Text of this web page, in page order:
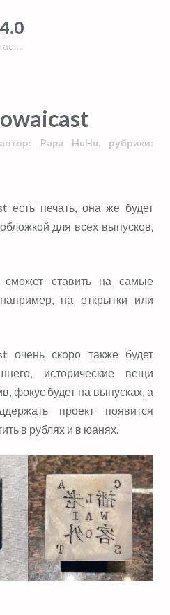
Papa HuHu,рубрики:
для всех выпусков,
сможет ставить на самые
на открытки или
очень скоро также будет
исторические вещи
фокус будет на выпусках, а
проект появится
в рублях и в юанях.